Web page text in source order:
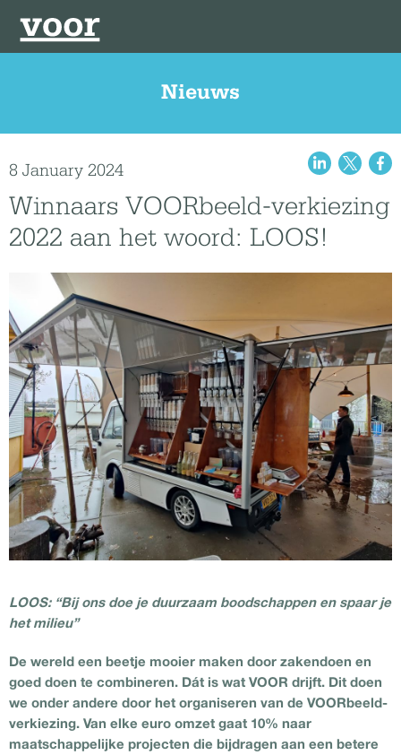
Nieuws
8 January 2024
Winnaars VOORbeeld-verkiezing
2022 aan het woord: LOOS!
LOOS: “Bij ons doe je duurzaam boodschappen en spaar je
het milieu”
De wereld een beetje mooier maken door zakendoen en
goed doen te combineren. Dát is wat VOOR drijft. Dit doen
we onder andere door het organiseren van de VOORbeeld-
verkiezing. Van elke euro omzet gaat 10% naar
maatschappelijke projecten die bijdragen aan een betere